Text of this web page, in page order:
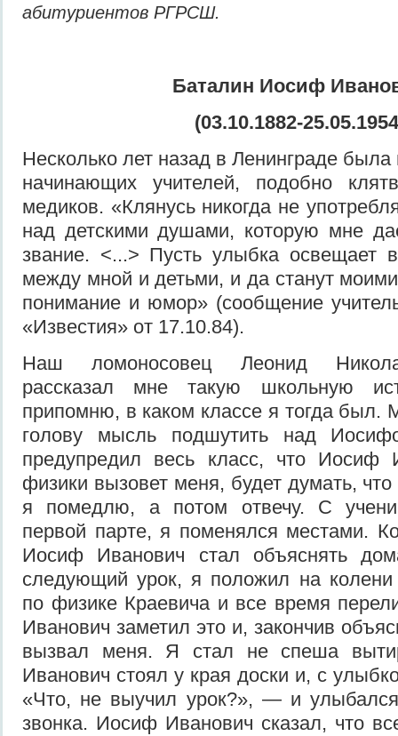
абитуриентов РГРСШ.
Баталин Иосиф
(03.10.1882-
Несколько лет назад в Ленинграде
начинающих учителей, подобно
медиков. «Клянусь никогда не
над детскими душами, которую мне
звание. <...> Пусть улыбка освещает
между мной и детьми, и да станут
понимание и юмор» (сообщение
«Известия» от 17.10.84).
Наш ломоносовец Леонид
рассказал мне такую школьную
припомню, в каком классе я тогда был.
голову мысль подшутить над
предупредил весь класс, что Иосиф
физики вызовет меня, будет думать,
я помедлю, а потом отвечу. С
первой парте, я поменялся местами.
Иосиф Иванович стал объяснять
следующий урок, я положил на колени
по физике Краевича и все время
Иванович заметил это и, закончив
вызвал меня. Я стал не спеша
Иванович стоял у края доски и, с
«Что, не выучил урок?», — и
звонка. Иосиф Иванович сказал, что